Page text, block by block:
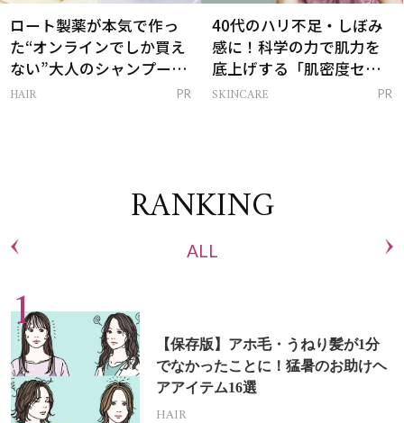
ロート製薬が本気で作っ
た“オンラインでしか買え
ない”大人のシャンプー＆
トリートメントって？
HAIR PR
40代のハリ不足・しぼみ
感に！科学の力で肌力を
底上げする「肌密度セラ
ム」
SKINCARE PR
RANKING
ALL
【保存版】アホ毛・うねり髪が1分
でなかったことに！猛暑のお助けヘ
アアイテム16選
HAIR